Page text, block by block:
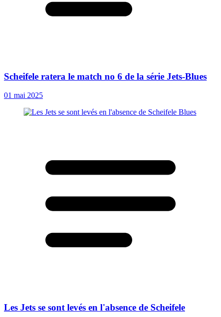
Scheifele ratera le match no 6 de la série Jets-Blues
01 mai 2025
Les Jets se sont levés en l'absence de Scheifele